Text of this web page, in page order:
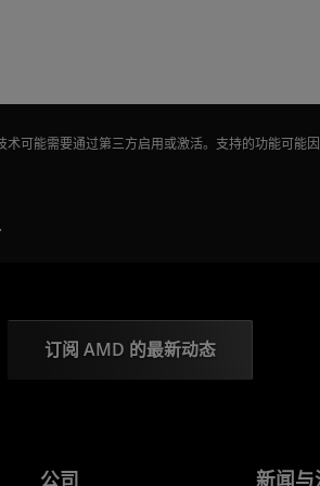
术可能需要通过第三方启用或激活。支持的功能可能
订阅 AMD 的最新动态
公司 新闻